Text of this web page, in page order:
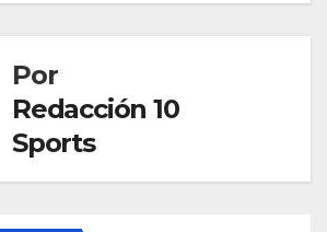
Por
Redacción 10
Sports